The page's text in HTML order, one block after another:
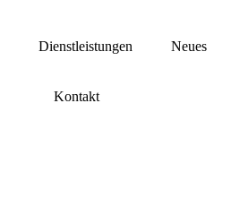
Dienstleistungen Neues
Kontakt